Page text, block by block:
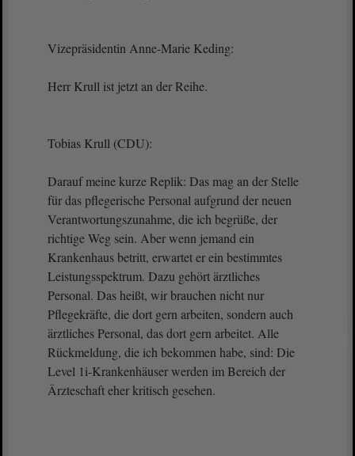
Vizepräsidentin Anne-Marie Keding:
Herr Krull ist jetzt an der Reihe.
Tobias Krull (CDU):
Darauf meine kurze Replik: Das mag an der Stelle
für das pflegerische Personal aufgrund der neuen
Verantwortungszunahme, die ich begrüße, der
richtige Weg sein. Aber wenn jemand ein
Krankenhaus betritt, erwartet er ein bestimmtes
Leistungsspektrum. Dazu gehört ärztliches
Personal. Das heißt, wir brauchen nicht nur
Pflegekräfte, die dort gern arbeiten, sondern auch
ärztliches Personal, das dort gern arbeitet. Alle
Rückmeldung, die ich bekommen habe, sind: Die
Level 1i-Krankenhäuser werden im Bereich der
Ärzteschaft eher kritisch gesehen.